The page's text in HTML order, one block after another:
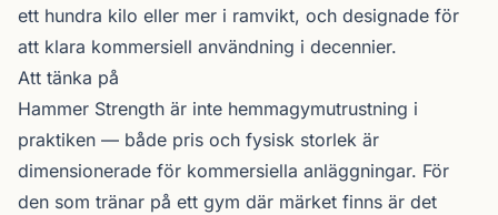
ett hundra kilo eller mer i ramvikt, och designade för
att klara kommersiell användning i decennier.
Att tänka på
Hammer Strength är inte hemmagym­utrustning i
praktiken — både pris och fysisk storlek är
dimensionerade för kommersiella anläggningar. För
den som tränar på ett gym där märket finns är det